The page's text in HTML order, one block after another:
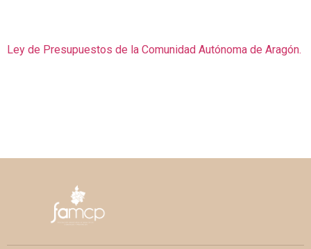
Ley de Presupuestos de la Comunidad Autónoma de Aragón.